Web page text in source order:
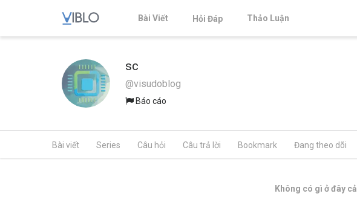
Bài Viết Hỏi Đáp Thảo Luận
sc
@visudoblog
Báo cáo
Bài viết Series Câu hỏi Câu trả lời Bookmark Đang theo dõi
Không có gì ở đây cả